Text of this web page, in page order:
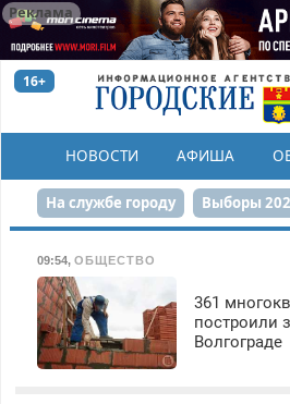
Реклама
16+
НОВОСТИ АФИША
КОНКУРСЫ
На службе городу Выборы
Набережная День Победы
80-летие Победы Парк
09:54, ОБЩЕСТВО
361
построили
Волгограде